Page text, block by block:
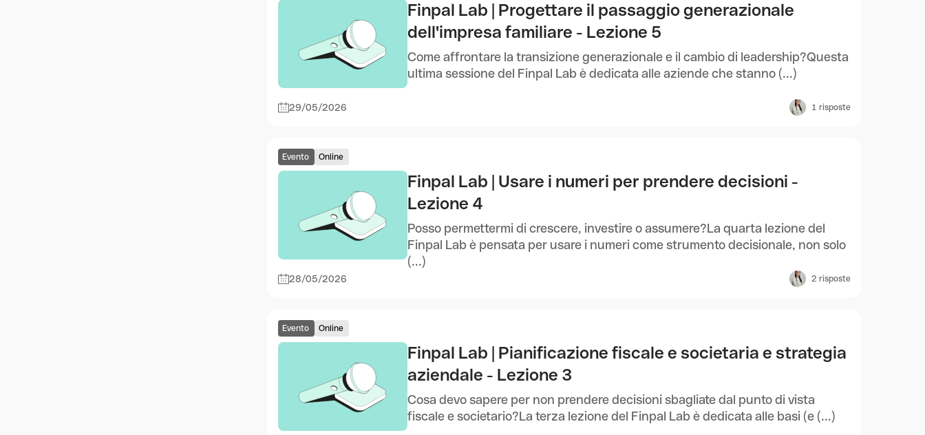
Finpal Lab | Progettare il passaggio generazionale
dell'impresa familiare - Lezione 5
Come affrontare la transizione generazionale e il cambio di leadership?Questa
ultima sessione del Finpal Lab è dedicata alle aziende che stanno (...)
29/05/2026 1 risposte
Evento Online
Finpal Lab | Usare i numeri per prendere decisioni -
Lezione 4
Posso permettermi di crescere, investire o assumere?La quarta lezione del
Finpal Lab è pensata per usare i numeri come strumento decisionale, non solo
(...)
28/05/2026 2 risposte
Evento Online
Finpal Lab | Pianificazione fiscale e societaria e strategia
aziendale - Lezione 3
Cosa devo sapere per non prendere decisioni sbagliate dal punto di vista
fiscale e societario?La terza lezione del Finpal Lab è dedicata alle basi (e (...)